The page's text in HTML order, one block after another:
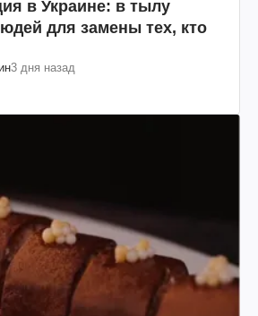
в Украине: в тылу
для замены тех, кто
3 дня назад